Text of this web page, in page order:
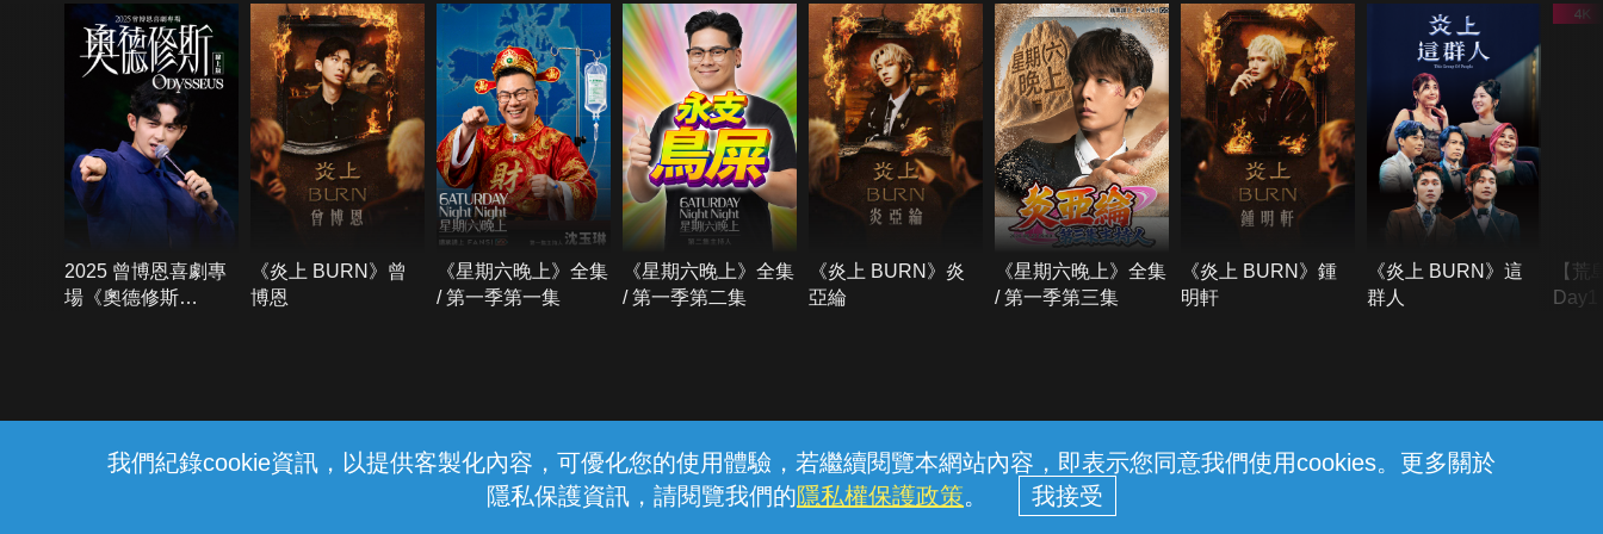
我們紀錄cookie資訊，以提供客製化內容，可優化您的使用體驗，若繼續閱覽本網站內容，即表示您同意我們使用cookies。更多關於
隱私保護資訊，請閱覽我們的隱私權保護政策。
2025 曾博恩喜劇專
場《奧德修斯
《炎上 BURN》曾
博恩
《星期六晚上》全集
/ 第一季第一集
《星期六晚上》全集
/ 第一季第二集
《炎上 BURN》炎
亞綸
《星期六晚上》全集
/ 第一季第三集
《炎上 BURN》鍾
明軒
《炎上 BURN》這
群人
【荒
線上客服 服務條款 隱私權保護
中華電信股份有限公司個人家庭分公司 (統一編號：96979949) © 2026